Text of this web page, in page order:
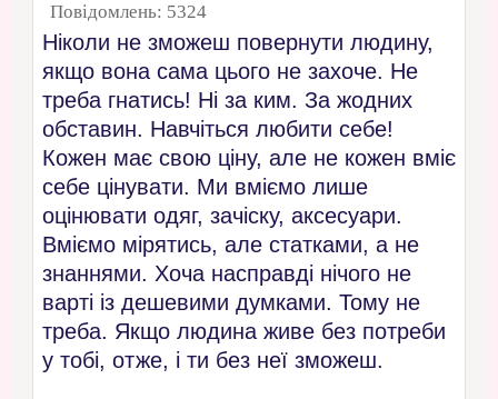
Повідомлень: 5324
Ніколи не зможеш повернути людину,
якщо вона сама цього не захоче. Не
треба гнатись! Ні за ким. За жодних
обставин. Навчіться любити себе!
Кожен має свою ціну, але не кожен вміє
себе цінувати. Ми вміємо лише
оцінювати одяг, зачіску, аксесуари.
Вміємо мірятись, але статками, а не
знаннями. Хоча насправді нічого не
варті із дешевими думками. Тому не
треба. Якщо людина живе без потреби
у тобі, отже, і ти без неї зможеш.